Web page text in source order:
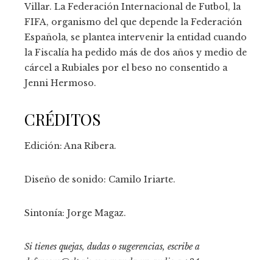
Villar. La Federación Internacional de Futbol, la
FIFA, organismo del que depende la Federación
Española, se plantea intervenir la entidad cuando
la Fiscalía ha pedido más de dos años y medio de
cárcel a Rubiales por el beso no consentido a
Jenni Hermoso.
CRÉDITOS
Edición:Ana Ribera.
Diseño de sonido: Camilo Iriarte.
Sintonía: Jorge Magaz.
Si tienes quejas, dudas o sugerencias, escribe a